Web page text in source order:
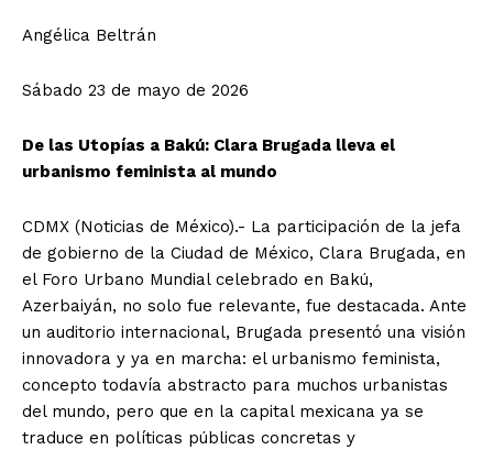
Angélica Beltrán
Sábado 23 de mayo de 2026
De las Utopías a Bakú: Clara Brugada lleva el
urbanismo feminista al mundo
CDMX (Noticias de México).- La participación de la jefa
de gobierno de la Ciudad de México, Clara Brugada, en
el Foro Urbano Mundial celebrado en Bakú,
Azerbaiyán, no solo fue relevante, fue destacada. Ante
un auditorio internacional, Brugada presentó una visión
innovadora y ya en marcha: el urbanismo feminista,
concepto todavía abstracto para muchos urbanistas
del mundo, pero que en la capital mexicana ya se
traduce en políticas públicas concretas y